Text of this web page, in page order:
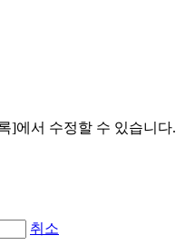
]에서 수정할 수 있습니다.
취소